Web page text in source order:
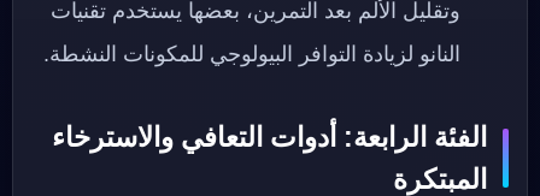
وتقليل الألم بعد التمرين، بعضها يستخدم تقنيات
النانو لزيادة التوافر البيولوجي للمكونات النشطة.
الفئة الرابعة: أدوات التعافي والاسترخاء
المبتكرة